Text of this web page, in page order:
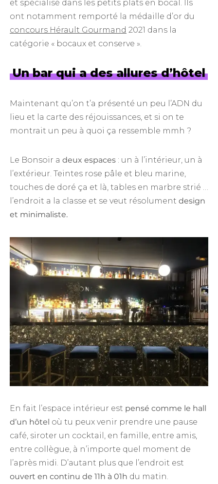
et spécialisé dans les petits plats en bocal. Ils
ont notamment remporté la médaille d’or du
concours Hérault Gourmand 2021 dans la
catégorie « bocaux et conserve ».
Un bar qui a des allures d’hôtel
Maintenant qu’on t’a présenté un peu l’ADN du
lieu et la carte des réjouissances, et si on te
montrait un peu à quoi ça ressemble mmh ?
Le Bonsoir a deux espaces : un à l’intérieur, un à
l’extérieur. Teintes rose pâle et bleu marine,
touches de doré ça et là, tables en marbre strié …
l’endroit a la classe et se veut résolument design
et minimaliste.
En fait l’espace intérieur est pensé comme le hall
d’un hôtel où tu peux venir prendre une pause
café, siroter un cocktail, en famille, entre amis,
entre collègue, à n’importe quel moment de
l’après midi. D’autant plus que l’endroit est
ouvert en continu de 11h à 01h du matin.